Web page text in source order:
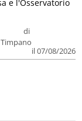
di
il 07/08/2026
e l'Osservatorio